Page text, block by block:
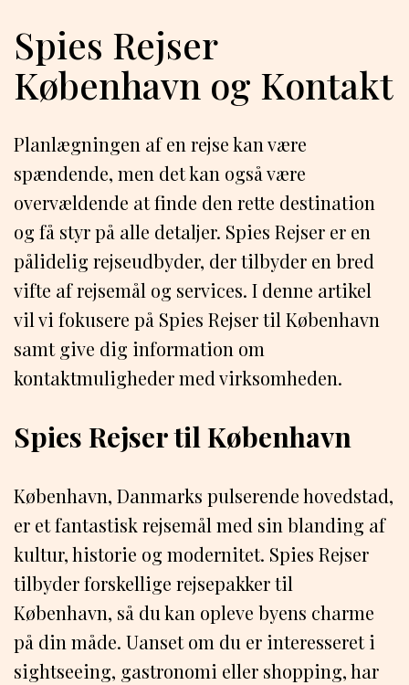
Spies Rejser
København og Kontakt
Planlægningen af en rejse kan være
spændende, men det kan også være
overvældende at finde den rette destination
og få styr på alle detaljer. Spies Rejser er en
pålidelig rejseudbyder, der tilbyder en bred
vifte af rejsemål og services. I denne artikel
vil vi fokusere på Spies Rejser til København
samt give dig information om
kontaktmuligheder med virksomheden.
Spies Rejser til København
København, Danmarks pulserende hovedstad,
er et fantastisk rejsemål med sin blanding af
kultur, historie og modernitet. Spies Rejser
tilbyder forskellige rejsepakker til
København, så du kan opleve byens charme
på din måde. Uanset om du er interesseret i
sightseeing, gastronomi eller shopping, har